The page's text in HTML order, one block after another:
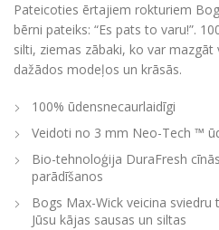
Pateicoties ērtajiem rokturiem
bērni pateiks: “Es pats to varu!”.
silti, ziemas zābaki, ko var
dažādos modeļos un krāsās.
100% ūdensnecaurlaidīgi
Veidoti no 3 mm Neo-Tech ™
Bio-tehnoloģija DuraFresh
parādīšanos
Bogs Max-Wick veicina
Jūsu kājas sausas un siltas